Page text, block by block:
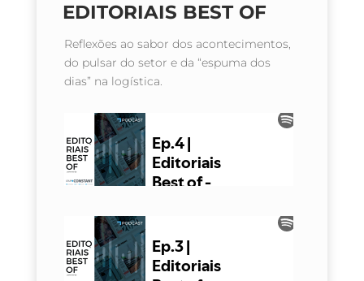
EDITORIAIS BEST OF
Reflexões ao sabor dos acontecimentos,
do pulsar do setor e da “espuma dos
dias” na logística.